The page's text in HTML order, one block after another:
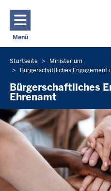
Menü
Navigation aktivieren/
Sie
befinden
sich
hier
Startseite
Ministerium
Bürgerschaftliches Engagement
Bürgerschaftliches
Ehrenamt